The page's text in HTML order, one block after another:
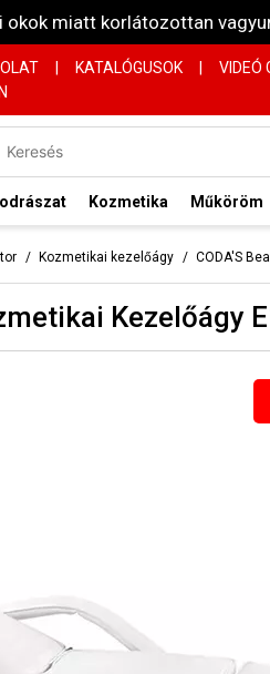
okok miatt korlátozottan
KATALÓGUSOK VIDEÓ
Kozmetika Műköröm
Kozmetikai kezelőágy CODA'S
Kezelőágy